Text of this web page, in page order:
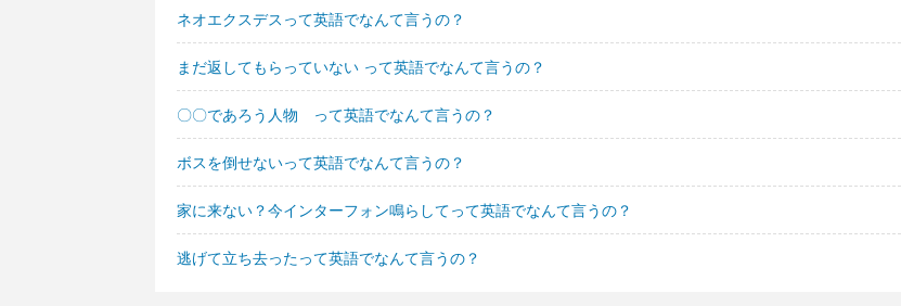
ネオエクスデスって英語でなんて言うの？
まだ返してもらっていない って英語でなんて言うの？
〇〇であろう人物 って英語でなんて言うの？
ボスを倒せないって英語でなんて言うの？
家に来ない？今インターフォン鳴らしてって英語でなんて言うの？
逃げて立ち去ったって英語でなんて言うの？